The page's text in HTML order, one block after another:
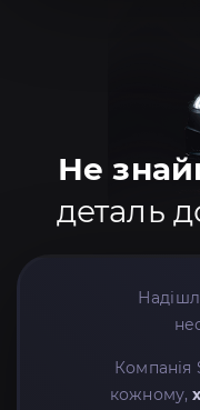
Не
деталь
Компанія
кожному,